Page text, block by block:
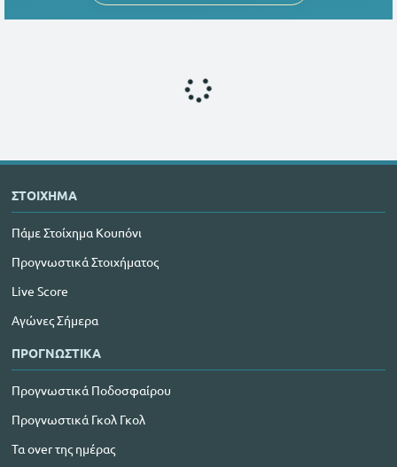
ΣΤΟΙΧΗΜΑ
Πάμε Στοίχημα Κουπόνι
Προγνωστικά Στοιχήματος
Live Score
Αγώνες Σήμερα
ΠΡΟΓΝΩΣΤΙΚΑ
Προγνωστικά Ποδοσφαίρου
Προγνωστικά Γκολ Γκολ
Τα over της ημέρας